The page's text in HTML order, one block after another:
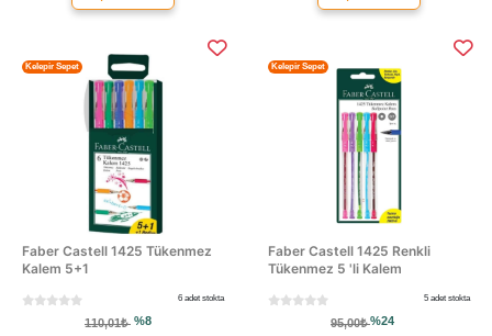
Faber Castell 1425 Tükenmez
Kalem 5+1
Kelepir Sepet
6 adet stokta
110,01₺ %8
Faber Castell 1425 Renkli
Tükenmez 5 'li Kalem
Kelepir Sepet
5 adet stokta
95,00₺%24